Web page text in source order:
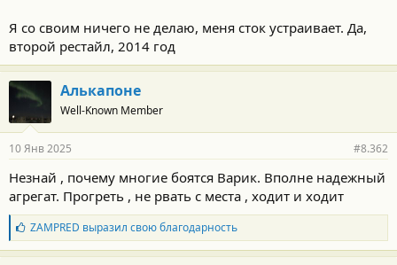
Я со своим ничего не делаю, меня сток устраивает. Да,
второй рестайл, 2014 год
Алькапоне
Well-Known Member
10 Янв 2025 #8.362
Незнай , почему многие боятся Варик. Вполне надежный
агрегат. Прогреть , не рвать с места , ходит и ходит
Б
л
а
ZAMPRED выразил свою благодарность